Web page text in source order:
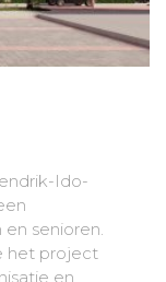
Ido-
senioren.
het project
en